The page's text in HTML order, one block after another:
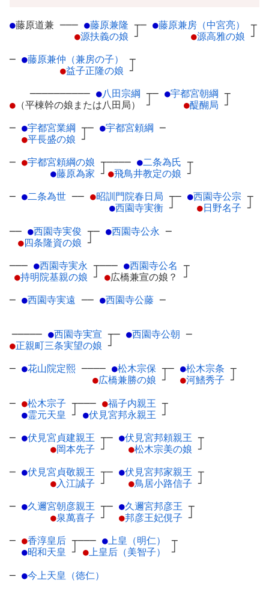
●藤原道兼 ─── ●藤原兼隆 ┬
●源扶義の娘 ┘
─ ●藤原兼房（中宮亮）
┬
●源高雅の娘 ┘
─ ●藤原兼仲（兼房の子）
┬
●益子正隆の娘 ┘
────────── ●八田宗綱 ┬
● （平棟幹の娘または八田局） ┘
─ ●宇都宮朝綱 ┬
●醍醐局 ┘
─ ●宇都宮業綱 ┬
●平長盛の娘 ┘
─ ●宇都宮頼綱 ─
─ ●宇都宮頼綱の娘 ┬
●藤原為家 ┘
──── ●二条為氏 ┬
●飛鳥井教定の娘 ┘
─ ●二条為世 ── ●昭訓門院春日局 ┬
●西園寺実衡 ┘
─ ●西園寺公宗 ┬
●日野名子 ┘
── ●西園寺実俊 ┬
●四条隆資の娘 ┘
─ ●西園寺公永 ─
─── ●西園寺実永 ┬
●持明院基親の娘 ┘
─── ●西園寺公名 ┬
●広橋兼宣の娘？ ┘
─ ●西園寺実遠 ── ●西園寺公藤 ─
───── ●西園寺実宣 ┬
●正親町三条実望の娘 ┘
─ ●西園寺公朝 ─
─ ●花山院定熙 ──── ●松木宗保 ┬
●広橋兼勝の娘 ┘
─ ●松木宗条 ┬
●河鰭秀子 ┘
─ ●松木宗子 ┬
●霊元天皇 ┘
─── ●福子内親王 ┬
●伏見宮邦永親王 ┘
─ ●伏見宮貞建親王 ┬
●岡本先子 ┘
─ ●伏見宮邦頼親王 ┬
●松木宗美の娘 ┘
─ ●伏見宮貞敬親王 ┬
●入江誠子 ┘
─ ●伏見宮邦家親王 ┬
●鳥居小路信子 ┘
─ ●久邇宮朝彦親王 ┬
●泉萬喜子 ┘
─ ●久邇宮邦彦王 ┬
●邦彦王妃俔子 ┘
─ ●香淳皇后 ┬
●昭和天皇 ┘
─── ●上皇（明仁）
┬
●上皇后（美智子） ┘
─ ●今上天皇（徳仁）